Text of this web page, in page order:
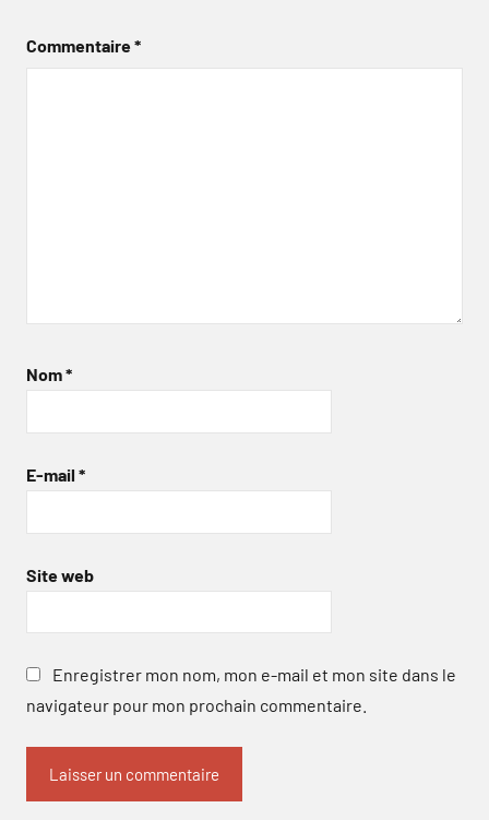
Commentaire*
Nom*
E-mail *
Site web
Enregistrer mon nom, mon e-mail et mon site dans le
navigateur pour mon prochain commentaire.